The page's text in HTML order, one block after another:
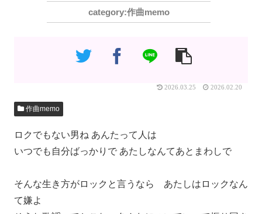
作曲memo
2026.03.25 2026.02.20
作曲memo
ロクでもない男ね あんたって人は
いつでも自分ばっかりで あたしなんてあとまわしで
そんな生き方がロックと言うなら あたしはロックなん
て嫌よ